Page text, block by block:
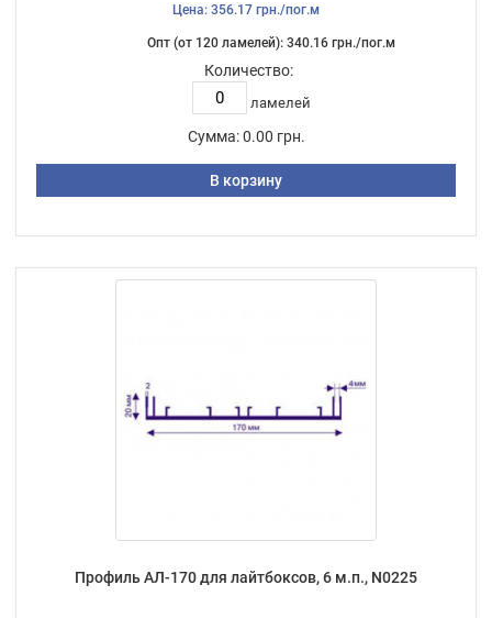
Цена: 356.17 грн./пог.м
Опт (от 120 ламелей): 340.16 грн./пог.м
Количество:
ламелей
Сумма: 0.00 грн.
В корзину
Профиль АЛ-170 для лайтбоксов, 6 м.п., N0225